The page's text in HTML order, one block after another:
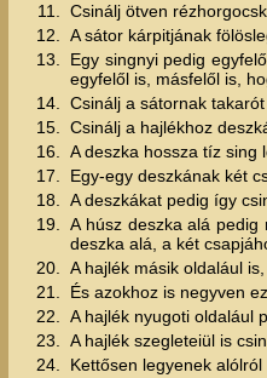
11.
Csinálj ötven
12.
A sátor kárpitjának
13.
Egy singnyi pedig
egyfelől is, másfelől is,
14.
Csinálj a sátornak
15.
Csinálj a hajlékhoz
16.
A deszka hossza tíz sing
17.
Egy-egy deszkának két
18.
A deszkákat pedig így
19.
A húsz deszka alá
deszka alá, a két
20.
A hajlék másik oldalául
21.
És azokhoz is negyven
22.
A hajlék nyugoti oldalául
23.
A hajlék szegleteiül is
24.
Kettősen legyenek